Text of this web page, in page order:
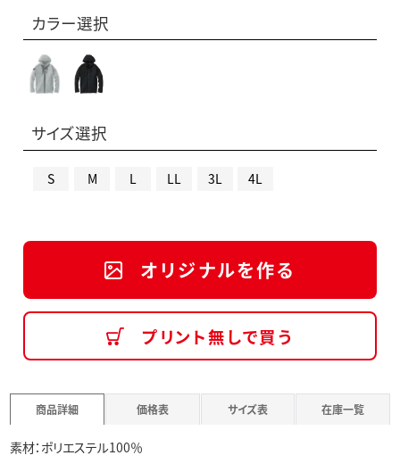
カラー選択
サイズ選択
S M L LL 3L 4L
オリジナルを作る
プリント無しで買う
商品詳細 価格表 サイズ表 在庫一覧
素材：ポリエステル100％